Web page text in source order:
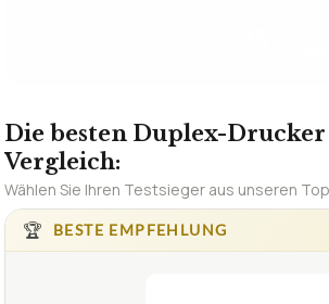
Die besten Duplex-
Vergleich:
Wählen Sie Ihren Testsieger aus unseren
🏆
BESTE EMPFEHLUNG